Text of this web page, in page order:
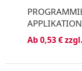
Ab 0,53 €